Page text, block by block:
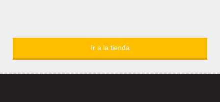
Ir a la tienda